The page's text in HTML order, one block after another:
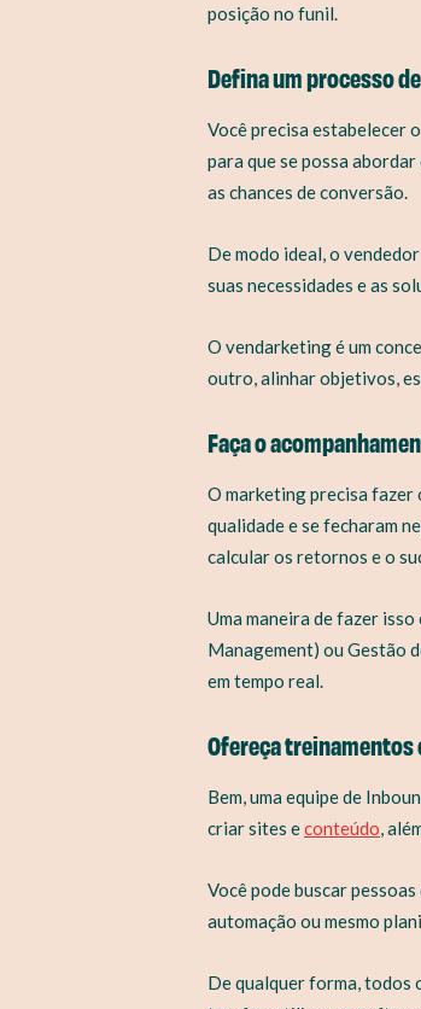
posição no funil.
Defina um processo
Você precisa estabelecer
para que se possa
as chances de conversão.
De modo ideal, o
suas necessidades e as
O vendarketing é um
outro, alinhar objetivos,
Faça o
O marketing precisa fazer
qualidade e se fecharam
calcular os retornos e o
Uma maneira de fazer
Management) ou Gestão
em tempo real.
Ofereça
Bem, uma equipe de
criar sites econteúdo,
Você pode buscar
automação ou mesmo
De qualquer forma, todos